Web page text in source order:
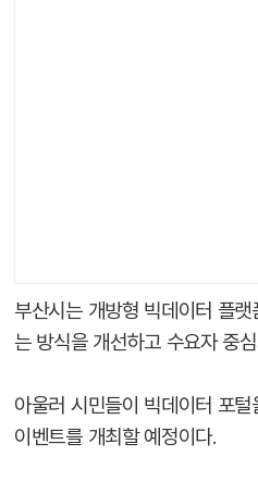
부산시는 개방형 빅데이터 플
는 방식을 개선하고 수요자 중
아울러 시민들이 빅데이터 포
이벤트를 개최할 예정이다.